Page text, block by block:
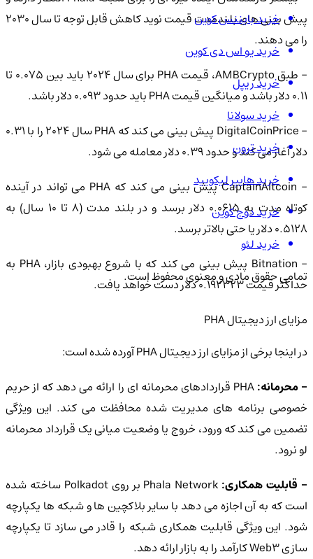
پیش بینی های بلندمدت قیمت نوید کاهش قابل توجه تا سال 2030
را می دهند.
- طبق AMBCrypto، قیمت PHA برای سال 2024 باید بین 0.075 تا
0.11 دلار باشد و میانگین قیمت PHA باید حدود 0.093 دلار باشد.
- DigitalCoinPrice پیش بینی می کند که PHA سال 2024 را با 0.31
دلار آغاز می کند و حدود 0.39 دلار معامله می شود.
- CaptainAltcoin پیش بینی می کند که PHA می تواند در آینده
کوتاه مدت به 0.0615 دلار برسد و در بلند مدت (8 تا 10 سال) به
0.5128 دلار یا حتی بالاتر برسد.
- Bitnation پیش بینی می کند که با شروع بهبودی بازار، PHA به
حداکثر قیمت 0.192323 دلار دست خواهد یافت.
مزایای ارز دیجیتال PHA
در اینجا برخی از مزایای ارز دیجیتال PHA آورده شده است:
- محرمانه:
PHA قراردادهای محرمانه ای را ارائه می دهد که از حریم
خصوصی برنامه های مدیریت شده محافظت می کند. این ویژگی
تضمین می کند که ورود، خروج یا وضعیت میانی یک قرارداد محرمانه
لو نرود.
- قابلیت همکاری:
Phala Network بر روی Polkadot ساخته شده
است که به آن اجازه می دهد با سایر بلاکچین ها و شبکه ها یکپارچه
شود. این ویژگی قابلیت همکاری شبکه را قادر می سازد تا یکپارچه
سازی Web3 کارآمد را به بازار ارائه دهد.
خرید بایننس کوین
خرید یو اس دی کوین
خرید ریپل
خرید سولانا
خرید ترون
خرید هایپر لیکویید
خرید دوج کوین
خرید لئو
تمامی حقوق مادی و معنوی محفوظ است.